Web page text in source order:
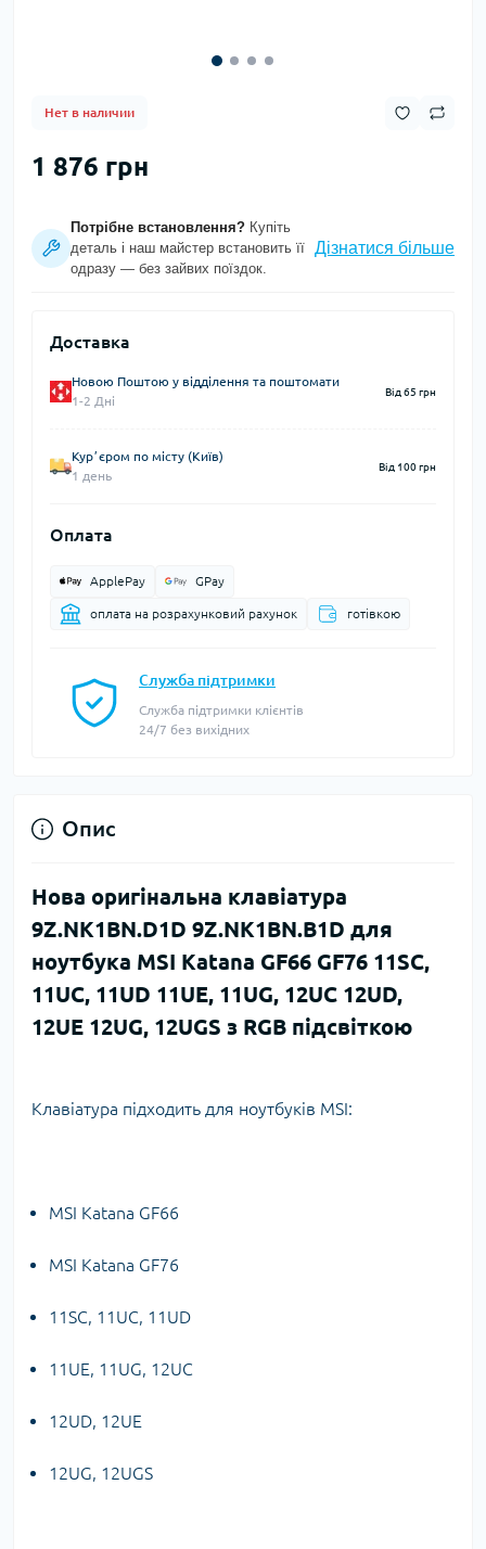
Нет в наличии
1 876 грн
Потрібне встановлення? Купіть
деталь і наш майстер встановить її
одразу — без зайвих поїздок.
Дізнатися більше
Доставка
Новою Поштою у відділення та поштомати
1-2 Дні
Від 65 грн
Курʼєром по місту (Київ)
1 день
Від 100 грн
Оплата
ApplePay GPay
оплата на розрахунковий рахунок готівкою
Служба підтримки
Служба підтримки клієнтів
24/7 без вихідних
Опис
Нова оригінальна клавіатура
9Z.NK1BN.D1D 9Z.NK1BN.B1D для
ноутбука MSI Katana GF66 GF76 11SC,
11UC, 11UD 11UE, 11UG, 12UC 12UD,
12UE 12UG, 12UGS з RGB підсвіткою
Клавіатура підходить для ноутбуків MSI:
MSI Katana GF66
MSI Katana GF76
11SC, 11UC, 11UD
11UE, 11UG, 12UC
12UD, 12UE
12UG, 12UGS